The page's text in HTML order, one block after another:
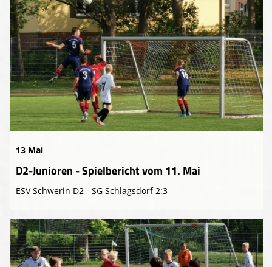
13 Mai
D2-Junioren - Spielbericht vom 11. Mai
ESV Schwerin D2 - SG Schlagsdorf 2:3